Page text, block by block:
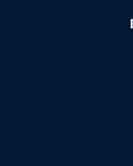
bankovní služby a